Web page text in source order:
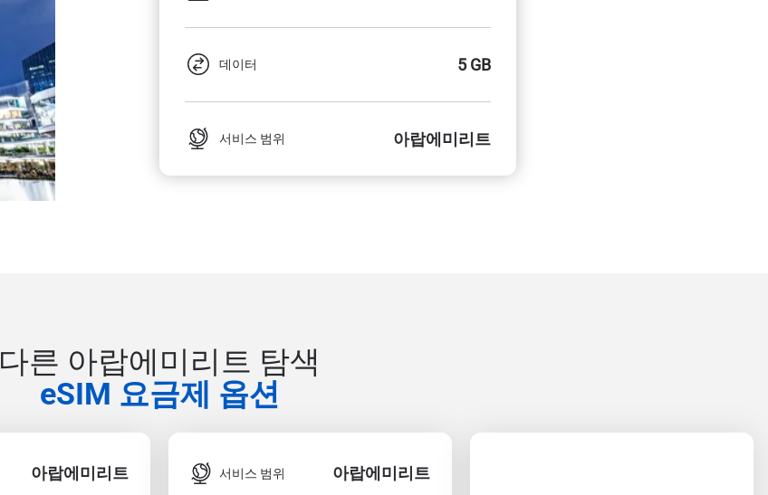
데이터 5 GB
서비스 범위 아랍에미리트
다른 아랍에미리트 탐색
eSIM 요금제 옵션
아랍에미리트 서비스 범위 아랍에미리트